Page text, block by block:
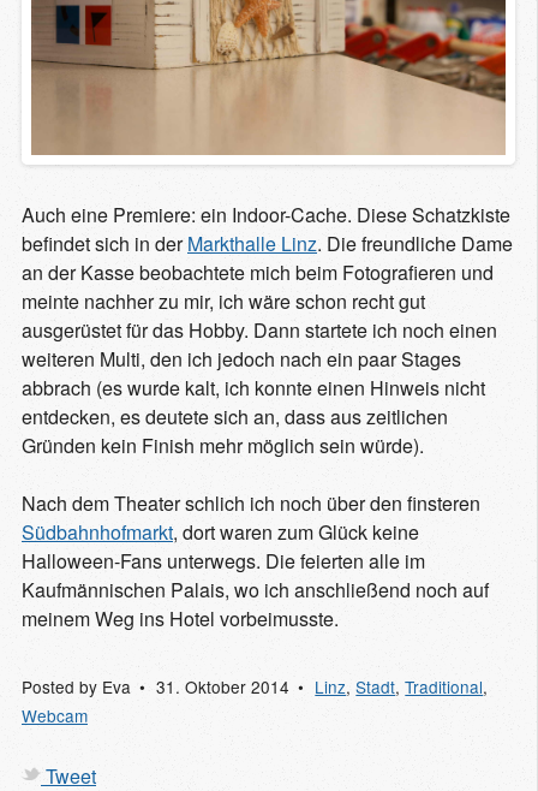
Auch eine Premiere: ein Indoor-Cache. Diese Schatzkiste
befindet sich in derMarkthalle Linz. Die freundliche Dame
an der Kasse beobachtete mich beim Fotografieren und
meinte nachher zu mir, ich wäre schon recht gut
ausgerüstet für das Hobby. Dann startete ich noch einen
weiteren Multi, den ich jedoch nach ein paar Stages
abbrach (es wurde kalt, ich konnte einen Hinweis nicht
entdecken, es deutete sich an, dass aus zeitlichen
Gründen kein Finish mehr möglich sein würde).
Nach dem Theater schlich ich noch über den finsteren
Südbahnhofmarkt, dort waren zum Glück keine
Halloween-Fans unterwegs. Die feierten alle im
Kaufmännischen Palais, wo ich anschließend noch auf
meinem Weg ins Hotel vorbeimusste.
Posted by Eva 31. Oktober 2014 Linz,Stadt,Traditional,
Webcam
Tweet